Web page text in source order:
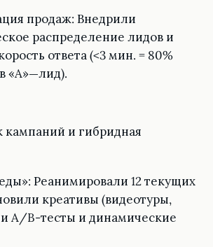
продаж: Внедрили
распределение лидов и
ответа (<3 мин. = 80%
«А»—лид).
кампаний и гибридная
Реанимировали 12 текущих
креативы (видеотуры,
A/B-тесты и динамические